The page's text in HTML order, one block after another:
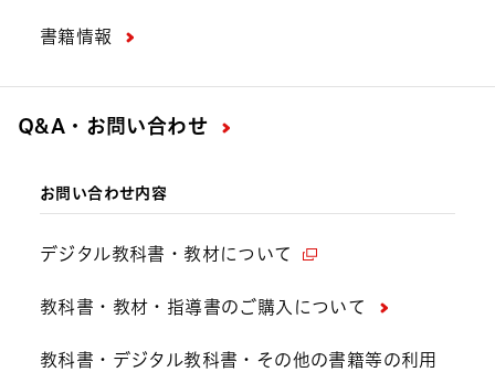
書籍情報
Q&A・お問い合わせ
お問い合わせ内容
デジタル教科書・教材について
教科書・教材・指導書のご購入について
教科書・デジタル教科書・その他の書籍等の利用